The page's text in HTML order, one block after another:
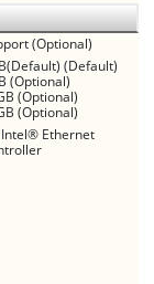
(Optional)
(Default)
(Optional)
(Optional)
(Optional)
Ethernet